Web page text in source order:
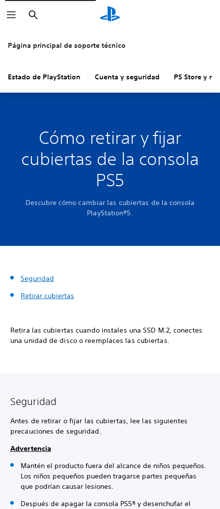
Buscar
Página principal de soporte técnico
Estado de PlayStation Cuenta y seguridad PS Store y
Cómo retirar y fijar
cubiertas de la consola
PS5
Descubre cómo cambiar las cubiertas de la consola
PlayStation®5.
Seguridad
Retirar cubiertas
Retira las cubiertas cuando instales una SSD M.2, conectes
una unidad de disco o reemplaces las cubiertas.
Seguridad
Antes de retirar o fijar las cubiertas, lee las siguientes
precauciones de seguridad.
Advertencia
Mantén el producto fuera del alcance de niños pequeños.
Los niños pequeños pueden tragarse partes pequeñas
que podrían causar lesiones.
Después de apagar la consola PS5® y desenchufar el